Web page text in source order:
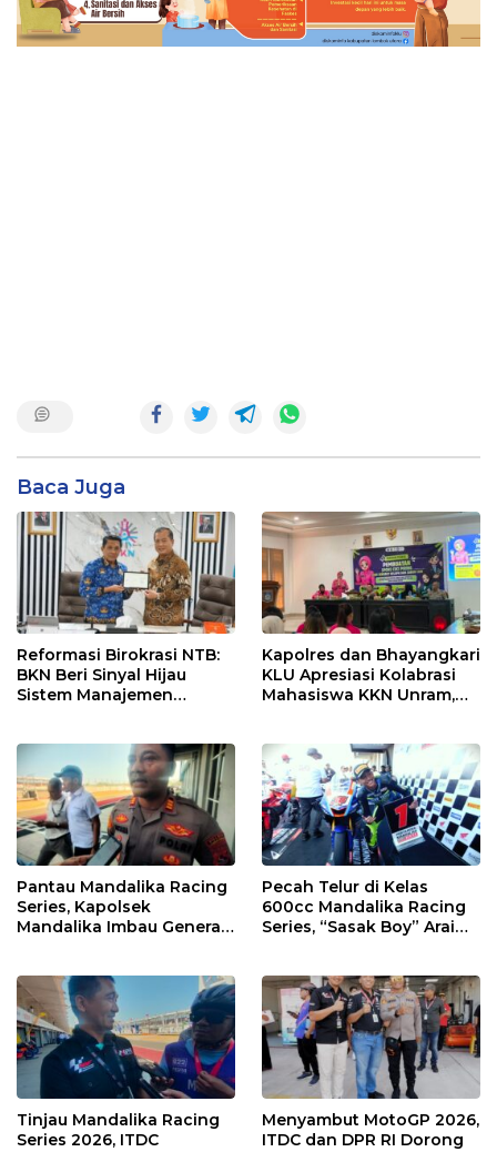
Baca Juga
Reformasi Birokrasi NTB:
BKN Beri Sinyal Hijau
Sistem Manajemen
Kapolres dan Bhayangkari
KLU Apresiasi Kolabrasi
Mahasiswa KKN Unram,
Pantau Mandalika Racing
Series, Kapolsek
Mandalika Imbau Generasi
Pecah Telur di Kelas
600cc Mandalika Racing
Series, “Sasak Boy” Arai
Tinjau Mandalika Racing
Series 2026, ITDC
Menyambut MotoGP 2026,
ITDC dan DPR RI Dorong